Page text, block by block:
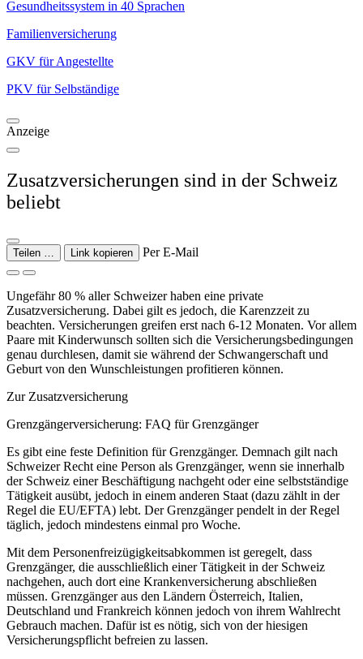
Gesundheitssystem in 40 Sprachen
Familienversicherung
GKV für Angestellte
PKV für Selbständige
Anzeige
Zusatzversicherungen sind in der Schweiz
beliebt
Teilen … Link kopieren Per E-Mail
Ungefähr 80 % aller Schweizer haben eine private
Zusatzversicherung. Dabei gilt es jedoch, die Karenzzeit zu
beachten. Versicherungen greifen erst nach 6-12 Monaten. Vor allem
Paare mit Kinderwunsch sollten sich die Versicherungsbedingungen
genau durchlesen, damit sie während der Schwangerschaft und
Geburt von den Wunschleistungen profitieren können.
Zur Zusatzversicherung
Grenzgängerversicherung: FAQ für Grenzgänger
Es gibt eine feste Definition für Grenzgänger. Demnach gilt nach
Schweizer Recht eine Person als Grenzgänger, wenn sie innerhalb
der Schweiz einer Beschäftigung nachgeht oder eine selbstständige
Tätigkeit ausübt, jedoch in einem anderen Staat (dazu zählt in der
Regel die EU/EFTA) lebt. Der Grenzgänger pendelt in der Regel
täglich, jedoch mindestens einmal pro Woche.
Mit dem Personenfreizügigkeitsabkommen ist geregelt, dass
Grenzgänger, die ausschließlich einer Tätigkeit in der Schweiz
nachgehen, auch dort eine Krankenversicherung abschließen
müssen. Grenzgänger aus den Ländern Österreich, Italien,
Deutschland und Frankreich können jedoch von ihrem Wahlrecht
Gebrauch machen. Dafür ist es nötig, sich von der hiesigen
Versicherungspflicht befreien zu lassen.